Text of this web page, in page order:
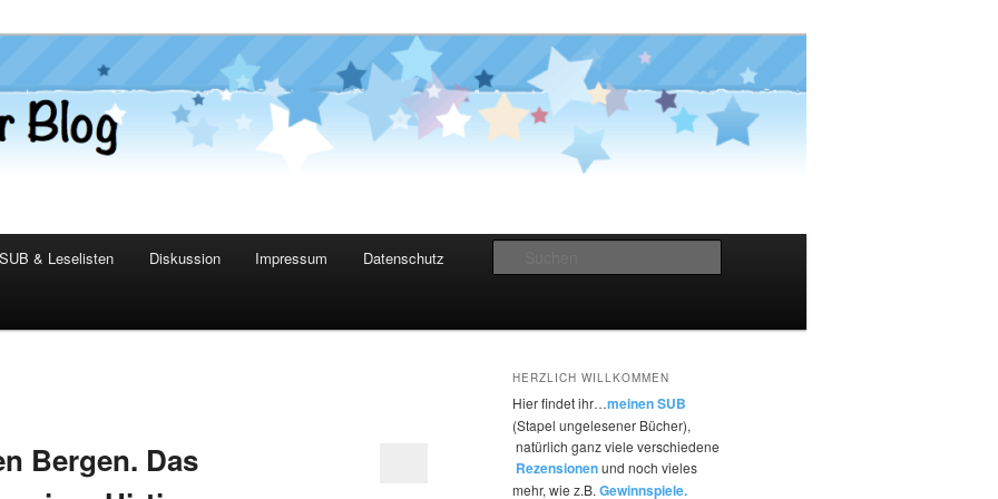
Blog
SUB & Leselisten Diskussion Impressum Datenschutz
Bergen. Das
HERZLICH WILLKOMMEN
Hier findet ihr…meinen SUB
(Stapel ungelesener Bücher),
natürlich ganz viele verschiedene
Rezensionenund noch vieles
mehr, wie z.B. Gewinnspiele.